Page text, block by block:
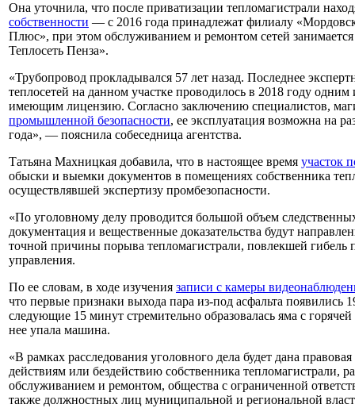
Она уточнила, что после приватизации тепломагистрали
собственности — с 2016 года принадлежат филиалу
Плюс», при этом обслуживанием и ремонтом сетей
Теплосеть Пенза».
«Трубопровод прокладывался 57 лет назад. Последнее
теплосетей на данном участке проводилось в 2018 году
имеющим лицензию. Согласно заключению специалистов,
промышленной безопасности, ее эксплуатация возможна на
года», — пояснила собеседница агентства.
Татьяна Махницкая добавила, что в настоящее время участок
обыски и выемки документов в помещениях собственника
осуществлявшей экспертизу промбезопасности.
«По уголовному делу проводится большой объем
документация и вещественные доказательства будут
точной причины порыва тепломагистрали, повлекшей гибель
управления.
По ее словам, в ходе изучения записи с камеры
что первые признаки выхода пара из-под асфальта появились
следующие 15 минут стремительно образовалась яма с
нее упала машина.
«В рамках расследования уголовного дела будет дана
действиям или бездействию собственника тепломагистрали,
обслуживанием и ремонтом, общества с ограниченной
также должностных лиц муниципальной и региональной